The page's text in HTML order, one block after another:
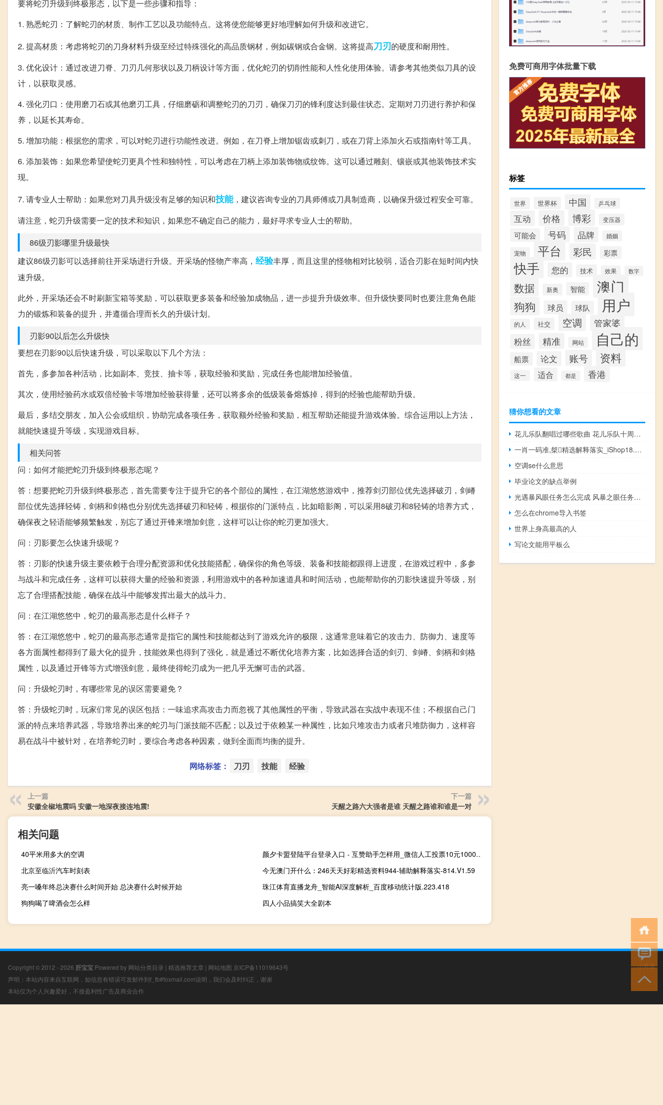
要将蛇刃升级到终极形态，以下是一些步骤和指导：
1. 熟悉蛇刃：了解蛇刃的材质、制作工艺以及功能特点。这将使您能够更好地理解如何升级和改进它。
2. 提高材质：考虑将蛇刃的刀身材料升级至经过特殊强化的高品质钢材，例如碳钢或合金钢。这将提高刀刃的硬度和耐用性。
3. 优化设计：通过改进刀脊、刀刃几何形状以及刀柄设计等方面，优化蛇刃的切削性能和人性化使用体验。请参考其他类似刀具的设
计，以获取灵感。
4. 强化刃口：使用磨刀石或其他磨刃工具，仔细磨砺和调整蛇刃的刀刃，确保刀刃的锋利度达到最佳状态。定期对刀刃进行养护和保
养，以延长其寿命。
5. 增加功能：根据您的需求，可以对蛇刃进行功能性改进。例如，在刀脊上增加锯齿或刺刀，或在刀背上添加火石或指南针等工具。
6. 添加装饰：如果您希望使蛇刃更具个性和独特性，可以考虑在刀柄上添加装饰物或纹饰。这可以通过雕刻、镶嵌或其他装饰技术实
现。
7. 请专业人士帮助：如果您对刀具升级没有足够的知识和技能，建议咨询专业的刀具师傅或刀具制造商，以确保升级过程安全可靠。
请注意，蛇刃升级需要一定的技术和知识，如果您不确定自己的能力，最好寻求专业人士的帮助。
86级刃影哪里升级最快
建议86级刃影可以选择前往开采场进行升级。开采场的怪物产率高， 经验丰厚，而且这里的怪物相对比较弱，适合刃影在短时间内快
速升级。
此外，开采场还会不时刷新宝箱等奖励，可以获取更多装备和经验加成物品，进一步提升升级效率。但升级快要同时也要注意角色能
力的锻炼和装备的提升，并遵循合理而长久的升级计划。
刃影90以后怎么升级快
要想在刃影90以后快速升级，可以采取以下几个方法：
首先，多参加各种活动，比如副本、竞技、抽卡等，获取经验和奖励，完成任务也能增加经验值。
其次，使用经验药水或双倍经验卡等增加经验获得量，还可以将多余的低级装备熔炼掉，得到的经验也能帮助升级。
最后，多结交朋友，加入公会或组织，协助完成各项任务，获取额外经验和奖励，相互帮助还能提升游戏体验。综合运用以上方法，
就能快速提升等级，实现游戏目标。
相关问答
问：如何才能把蛇刃升级到终极形态呢？
答：想要把蛇刃升级到终极形态，首先需要专注于提升它的各个部位的属性，在江湖悠悠游戏中，推荐剑刃部位优先选择破刃，剑嵴
部位优先选择轻铸，剑柄和剑格也分别优先选择破刃和轻铸，根据你的门派特点，比如暗影阁，可以采用8破刃和8轻铸的培养方式，
确保夜之轻语能够频繁触发，别忘了通过开锋来增加剑意，这样可以让你的蛇刃更加强大。
问：刃影要怎么快速升级呢？
答：刃影的快速升级主要依赖于合理分配资源和优化技能搭配，确保你的角色等级、装备和技能都跟得上进度，在游戏过程中，多参
与战斗和完成任务，这样可以获得大量的经验和资源，利用游戏中的各种加速道具和时间活动，也能帮助你的刃影快速提升等级，别
忘了合理搭配技能，确保在战斗中能够发挥出最大的战斗力。
问：在江湖悠悠中，蛇刃的最高形态是什么样子？
答：在江湖悠悠中，蛇刃的最高形态通常是指它的属性和技能都达到了游戏允许的极限，这通常意味着它的攻击力、防御力、速度等
各方面属性都得到了最大化的提升，技能效果也得到了强化，就是通过不断优化培养方案，比如选择合适的剑刃、剑嵴、剑柄和剑格
属性，以及通过开锋等方式增强剑意，最终使得蛇刃成为一把几乎无懈可击的武器。
问：升级蛇刃时，有哪些常见的误区需要避免？
答：升级蛇刃时，玩家们常见的误区包括：一味追求高攻击力而忽视了其他属性的平衡，导致武器在实战中表现不佳；不根据自己门
派的特点来培养武器，导致培养出来的蛇刃与门派技能不匹配；以及过于依赖某一种属性，比如只堆攻击力或者只堆防御力，这样容
易在战斗中被针对，在培养蛇刃时，要综合考虑各种因素，做到全面而均衡的提升。
网络标签： 刀刃 技能 经验
上一篇
安徽全椒地震吗 安徽一地深夜接连地震!
下一篇
天醒之路六大强者是谁 天醒之路谁和谁是一对
相关问题
40平米用多大的空调
颜夕卡盟登陆平台登录入口 - 互赞助手怎样用_微信人工投票10元1000票平台
北京至临沂汽车时刻表
今无澳门开什么：246天天好彩精选资料944-辅助解释落实-814.V1.59
亮一嗓年终总决赛什么时间开始 总决赛什么时候开始
珠江体育直播龙舟_智能AI深度解析_百度移动统计版.223.418
狗狗喝了啤酒会怎么样
四人小品搞笑大全剧本
免费可商用字体批量下载
标签
世界 世界杯 中国 乒乓球
互动 价格 博彩 变压器
可能会 号码 品牌 婚姻
宠物 平台 彩民 彩票
快手 您的 技术 效果 数字
数据 新奥 智能 澳门
狗狗 球员 球队 用户
的人 社交 空调 管家婆
粉丝 精准 网站 自己的
船票 论文 账号 资料
这一 适合 都是 香港
猜你想看的文章
花儿乐队翻唱过哪些歌曲 花儿乐队十周年演唱会
一肖一码准,桀精选解释落实_iShop18.72.67
空调se什么意思
毕业论文的缺点举例
光遇暴风眼任务怎么完成 风暴之眼任务怎么做
怎么在chrome导入书签
世界上身高最高的人
写论文能用平板么
Copyright © 2012 - 2026 肝宝宝 Powered by 网站分类目录 | 精选推荐文章 | 网站地图 京ICP备11019643号
声明：本站内容来自互联网，如信息有错误可发邮件到f_fb#foxmail.com说明，我们会及时纠正，谢谢
本站仅为个人兴趣爱好，不接盈利性广告及商业合作
小男孩